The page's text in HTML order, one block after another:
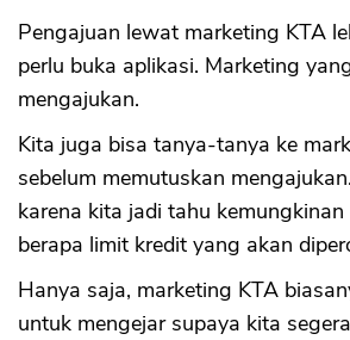
Pengajuan lewat marketing KTA
perlu buka aplikasi. Marketing
mengajukan.
Kita juga bisa tanya-tanya ke
sebelum memutuskan
karena kita jadi tahu
berapa limit kredit yang akan
Hanya saja, marketing KTA
untuk mengejar supaya kita